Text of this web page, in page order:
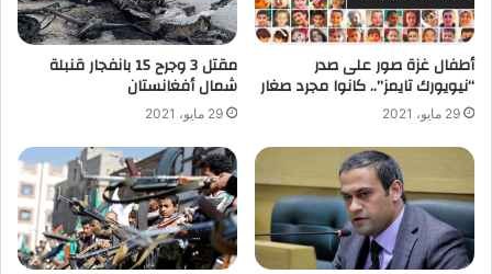
أطفال غزة صور على صدر
“نيويورك تايمز”.. كانوا مجرد صغار
29 مايو، 2021
‬شمال أفغانستان
29 مايو، 2021